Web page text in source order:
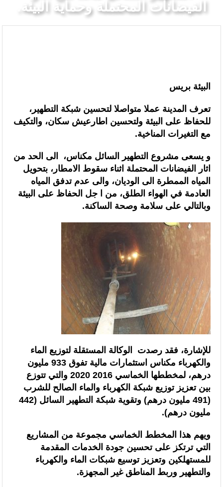
“الخطوط الجوية الفرنسية” تعلن عن تعيين ليونيل رو مديراً عاماً جديداً لمنطقة
حرائق الغابات
تدبير ملف الهجرة “مسؤولية مشتركة” والمغرب “تحمل دوما نصيبه منها”
برقية تهنئة إلى جلالة الملك من المدير العام لمنظمة “إيسيسكو” بمناسبة عيد
العرش المجيد
المنتخب المغربي للسيدات يتأهل إلى ربع النهائي عقب تعادله أمام نظيره
السنغالي (0-0)
الفيضانات المحتملة وحماية البيئة.
البيئة بريس
تعرف المدينة عملا متواصلا لتحسين شبكة التطهير،
للحفاظ على البيئة ولتحسين اطارعيش سكان، والتكيف
مع التغيرات المناخية.
و يسعى مشروع التطهير السائل مكناس، الى الحد من
اثار الفيضانات المحتملة اثناء سقوط الامطار، بتحويل
المياه الممطرة الى الوديان، والى عدم تدفق المياه
العادمة في الهواء الطلق، من ا جل الحفاظ على البيئة
وبالتالي على سلامة وصحة الساكنة.
للإشارة، فقد رصدت الوكالة المستقلة لتوزيع الماء
والكهرباء مكناس استثمارات مالية تفوق 933 مليون
درهم، لمخططها الخماسي 2016 2020 والتي تتوزع
بين تعزيز توزيع شبكة الكهرباء والماء الصالح للشرب
(491 مليون درهم) وتقوية شبكة التطهير السائل (442
مليون درهم).
ويهم هذا المخطط الخماسي مجموعة من المشاريع
التي ترتكز على تحسين جودة الخدمات المقدمة
للمستهلكين وتعزيز توسيع شبكات الماء والكهرباء
والتطهير وربط المناطق غير المجهزة.